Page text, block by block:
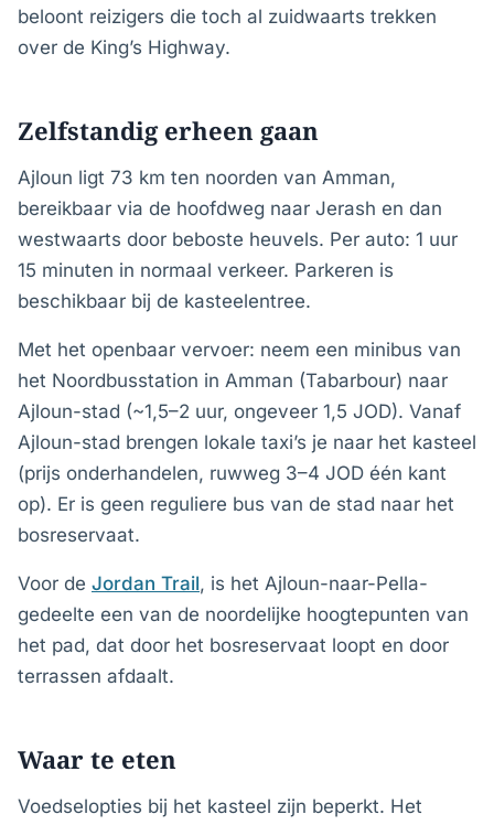
beloont reizigers die toch al zuidwaarts trekken
over de King’s Highway.
Zelfstandig erheen gaan
Ajloun ligt 73 km ten noorden van Amman,
bereikbaar via de hoofdweg naar Jerash en dan
westwaarts door beboste heuvels. Per auto: 1 uur
15 minuten in normaal verkeer. Parkeren is
beschikbaar bij de kasteelentree.
Met het openbaar vervoer: neem een minibus van
het Noordbusstation in Amman (Tabarbour) naar
Ajloun-stad (~1,5–2 uur, ongeveer 1,5 JOD). Vanaf
Ajloun-stad brengen lokale taxi’s je naar het kasteel
(prijs onderhandelen, ruwweg 3–4 JOD één kant
op). Er is geen reguliere bus van de stad naar het
bosreservaat.
Voor de Jordan Trail, is het Ajloun-naar-Pella-
gedeelte een van de noordelijke hoogtepunten van
het pad, dat door het bosreservaat loopt en door
terrassen afdaalt.
Waar te eten
Voedselopties bij het kasteel zijn beperkt. Het